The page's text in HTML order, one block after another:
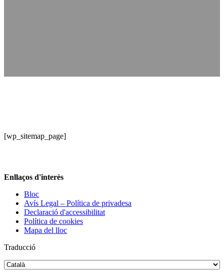
[wp_sitemap_page]
Enllaços d'interès
Bloc
Avís Legal – Política de privadesa
Declaració d'accessibilitat
Política de cookies
Mapa del lloc
Traducció